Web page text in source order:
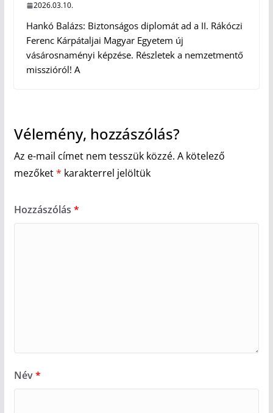
2026.03.10.
Hankó Balázs: Biztonságos diplomát ad a II. Rákóczi
Ferenc Kárpátaljai Magyar Egyetem új
vásárosnaményi képzése. Részletek a nemzetmentő
misszióról! A
Vélemény, hozzászólás?
Az e-mail címet nem tesszük közzé. A kötelező
mezőket* karakterrel jelöltük
Hozzászólás *
Név*